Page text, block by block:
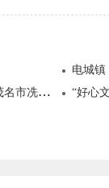
中共茂名市委茂名市人民政府 关于印发《茂名市冼夫人文化发展纲要》的通知
“好心